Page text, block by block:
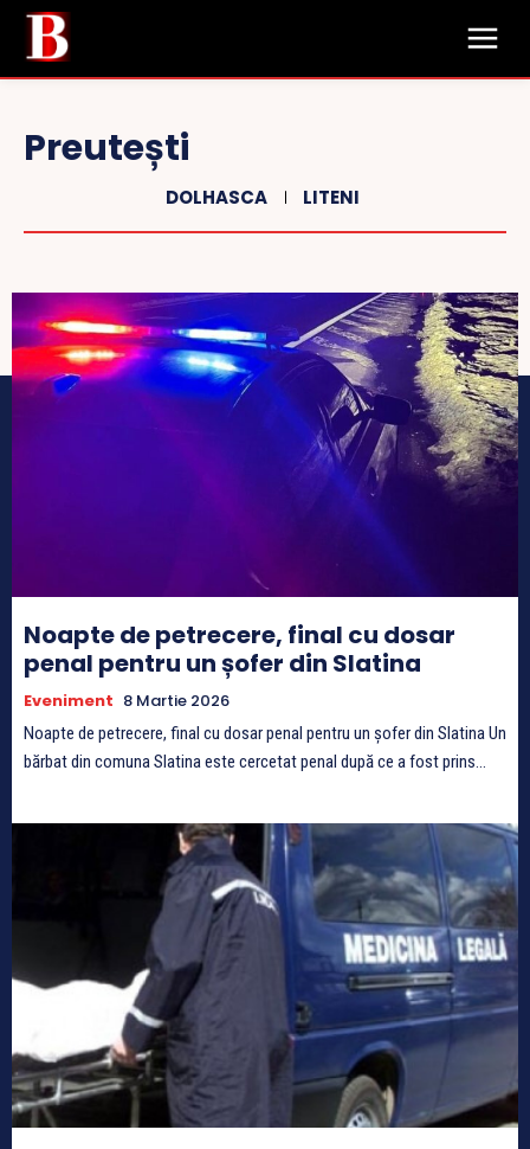
Preutești
DOLHASCA LITENI
Noapte de petrecere, final cu dosar
penal pentru un șofer din Slatina
Eveniment 8 Martie 2026
Noapte de petrecere, final cu dosar penal pentru un șofer din Slatina Un
bărbat din comuna Slatina este cercetat penal după ce a fost prins...